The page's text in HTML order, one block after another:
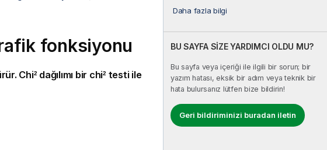
Daha fazla bilgi
BU SAYFA SİZE YARDIMCI OLDU MU?
Bu sayfa veya içeriği ile ilgili bir sorun; bir
yazım hatası, eksik bir adım veya teknik bir
hata bulursanız lütfen bize bildirin!
Geri bildiriminizi buradan iletin
fonksiyonu
Chi2dağılımı bir chi2testi ile